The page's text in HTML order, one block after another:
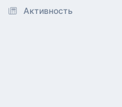
Активность